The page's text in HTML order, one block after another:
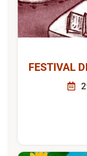
FESTIVAL